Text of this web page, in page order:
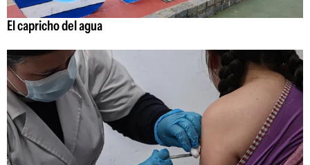
El capricho del agua